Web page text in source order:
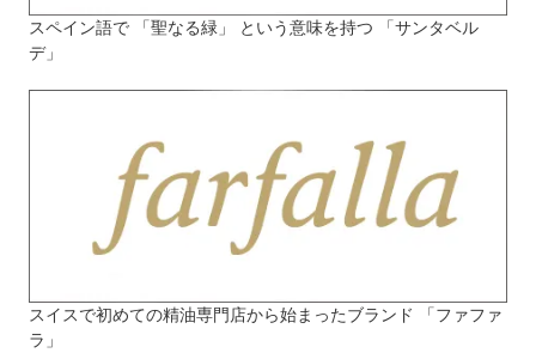
スペイン語で 「聖なる緑」 という意味を持つ 「サンタベル
デ」
スイスで初めての精油専門店から始まったブランド 「ファファ
ラ」